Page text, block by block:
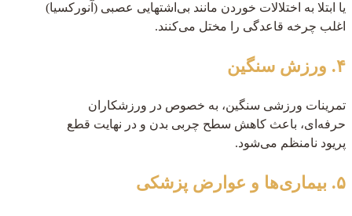
یا ابتلا به اختلالات خوردن مانند بی‌اشتهایی عصبی (آنورکسیا)
اغلب چرخه قاعدگی را مختل می‌کنند.
۴. ورزش سنگین
تمرینات ورزشی سنگین، به خصوص در ورزشکاران
حرفه‌ای، باعث کاهش سطح چربی بدن و در نهایت قطع
پریود نامنظم می‌شود.
۵. بیماری‌ها و عوارض پزشکی